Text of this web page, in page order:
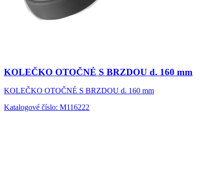
KOLEČKO OTOČNÉ S BRZDOU d. 160 mm
KOLEČKO OTOČNÉ S BRZDOU d. 160 mm
Katalogové číslo: M116222